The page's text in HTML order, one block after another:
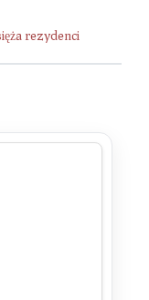
rezydenci